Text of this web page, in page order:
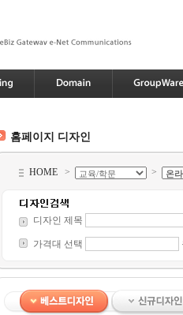
홈페이지 디자인
HOME > >
디자인 제목
가격대 선택